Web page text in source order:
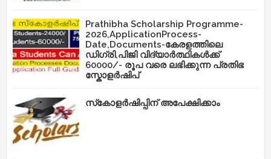
Prathibha Scholarship Programme-
2026,ApplicationProcess-
Date,Documents-കേരളത്തിലെ
ഡിഗ്രി,പിജി വിദ്യാർത്ഥികൾക്ക്
60000/- രൂപ വരെ ലഭിക്കുന്ന പ്രതിഭ
സ്കോളർഷിപ്
സ്‌കോളർഷിപ്പിന് അപേക്ഷിക്കാം